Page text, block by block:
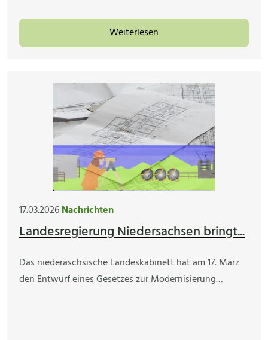
Weiterlesen
17.03.2026Nachrichten
Landesregierung Niedersachsen bringt...
Das niederäschsische Landeskabinett hat am 17. März
den Entwurf eines Gesetzes zur Modernisierung…